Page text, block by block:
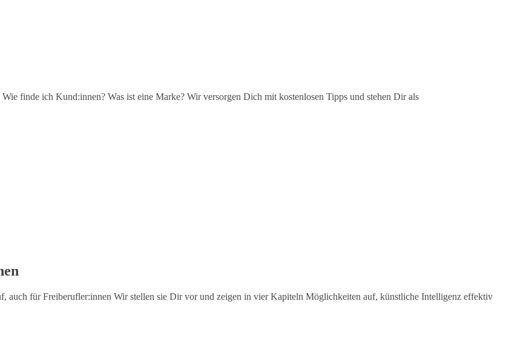
finde ich Kund:innen? Was ist eine Marke? Wir versorgen Dich mit kostenlosen Tipps und stehen Dir als
für Freiberufler:innen Wir stellen sie Dir vor und zeigen in vier Kapiteln Möglichkeiten auf, künstliche Intelligenz effektiv